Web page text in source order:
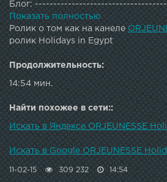
Блог:
--группа для объединения по
Музыка из ролика:Estiva & The
Mix)Galantis - Runaway (Tarro
SonThomas Vent - Big Bad Blues
taksi - OST.
Показать полностью
Ролик о том как на канеле
ролик Holidays in Egypt
Продолжительность:
14:54 мин.
Найти похожее в сети::
Искать в Яндексе ORJEUNESSE
Искать в Google ORJEUNESSE
11-02-15 309 232 14:54